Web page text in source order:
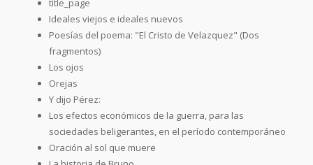
Ideales viejos e ideales nuevos
Poesías del poema: "El Cristo de Velazquez" (Dos
fragmentos)
Los ojos
Orejas
Y dijo Pérez:
Los efectos económicos de la guerra, para las
sociedades beligerantes, en el período contemporáneo
Oración al sol que muere